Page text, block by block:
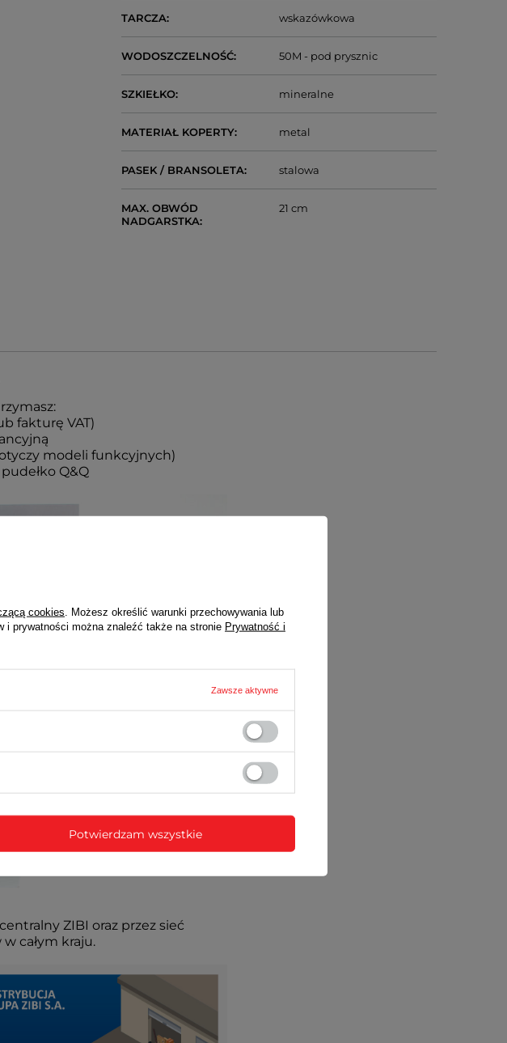
TARCZA wskazówkowa
WODOSZCZELNOŚĆ 50M - pod prysznic
SZKIEŁKO mineralne
MATERIAŁ KOPERTY metal
PASEK / BRANSOLETA stalowa
MAX. OBWÓD
NADGARSTKA
21 cm
fakturę VAT)
modeli funkcyjnych)
Q&Q
ZIBI oraz przez sieć
całym kraju.
cookies . Możesz określić warunki przechowywania lub
i prywatności można znaleźć także na stronie Prywatność i
Zawsze aktywne
Potwierdzam wszystkie